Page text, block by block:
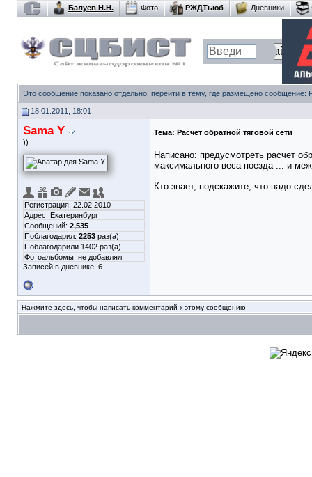
Балуев Н.Н. Фото РЖДТьюб Дневники
Это сообщение показано отдельно, перейти в тему, где размещено сообщение:
18.01.2011, 18:01
Sama Y
))
Регистрация: 22.02.2010
Адрес: Екатеринбург
Сообщений: 2,535
Поблагодарил: 2253 раз(а)
Поблагодарили 1402 раз(а)
Фотоальбомы: не добавлял
Записей в дневнике: 6
Тема: Расчет обратной тяговой сети
Написано: предусмотреть расчет
максимального веса поезда ... и
Кто знает, подскажите, что надо
Нажмите здесь, чтобы написать комментарий к этому сообщению